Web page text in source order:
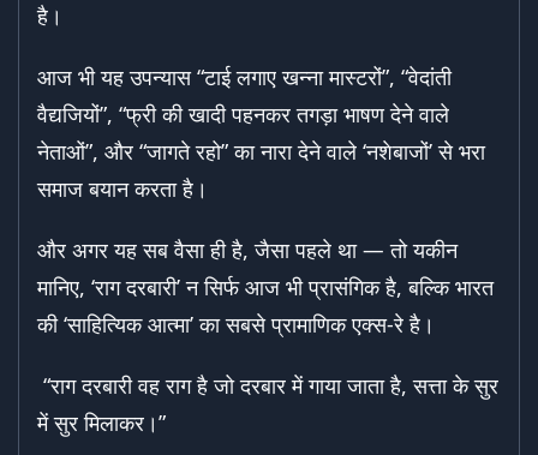
है।
आज भी यह उपन्यास “टाई लगाए खन्ना मास्टरों”, “वेदांती
वैद्यजियों”, “फ्री की खादी पहनकर तगड़ा भाषण देने वाले
नेताओं”, और “जागते रहो” का नारा देने वाले ‘नशेबाजों’ से भरा
समाज बयान करता है।
और अगर यह सब वैसा ही है, जैसा पहले था — तो यकीन
मानिए, ‘राग दरबारी’ न सिर्फ आज भी प्रासंगिक है, बल्कि भारत
की ‘साहित्यिक आत्मा’ का सबसे प्रामाणिक एक्स-रे है।
“राग दरबारी वह राग है जो दरबार में गाया जाता है, सत्ता के सुर
में सुर मिलाकर।”